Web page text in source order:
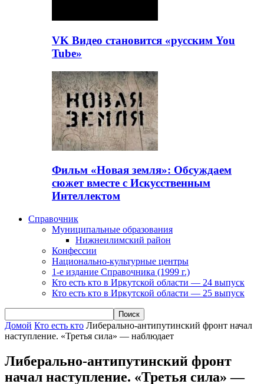
VK Видео становится «русским You
Tube»
Фильм «Новая земля»: Обсуждаем
сюжет вместе с Искусственным
Интеллектом
Справочник
Муниципальные образования
Нижнеилимский район
Конфессии
Национально-культурные центры
1-е издание Справочника (1999 г.)
Кто есть кто в Иркутской области — 24 выпуск
Кто есть кто в Иркутской области — 25 выпуск
Домой Кто есть кто Либерально-антипутинский фронт начал
наступление. «Третья сила» — наблюдает
Либерально-антипутинский фронт
начал наступление. «Третья сила» —